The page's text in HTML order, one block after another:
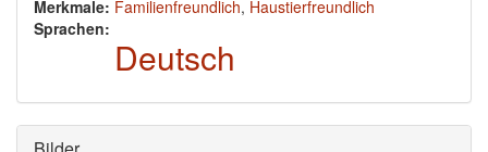
Merkmale: Familienfreundlich, Haustierfreundlich
Sprachen:
Deutsch